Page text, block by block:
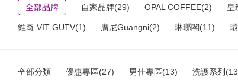
全部品牌 自家品牌(29) OPAL COFFEE(2) 皇
維奇 VIT-GUTV(1) 廣尼Guangni(2) 琳瑯閣(11)
全部分類 優惠專區(27) 男仕專區(13) 洗護系列